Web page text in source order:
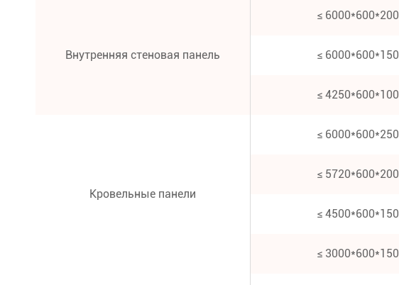
Внутренняя стеновая панель
≤ 6000*600*200
≤ 6000*600*150
≤ 4250*600*100
Кровельные панели
≤ 6000*600*250
≤ 5720*600*200
≤ 4500*600*150
≤ 3000*600*150